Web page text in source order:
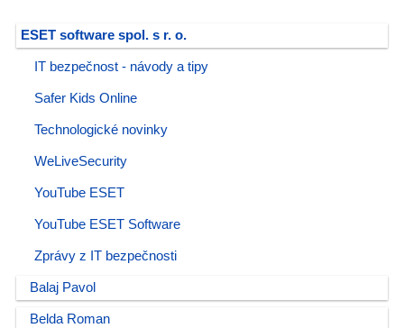
ESET software spol. s r. o.
IT bezpečnost - návody a tipy
Safer Kids Online
Technologické novinky
WeLiveSecurity
YouTube ESET
YouTube ESET Software
Zprávy z IT bezpečnosti
Balaj Pavol
Belda Roman